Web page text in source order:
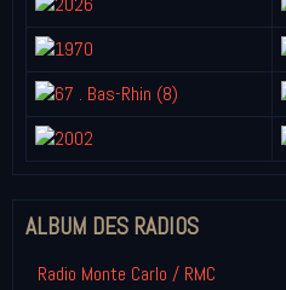
ALBUM DES RADIOS
Radio Monte Carlo / RMC